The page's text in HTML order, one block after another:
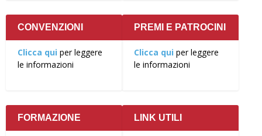
CONVENZIONI
Clicca qui per leggere
le informazioni
PREMI E PATROCINI
Clicca qui per leggere
le informazioni
FORMAZIONE LINK UTILI